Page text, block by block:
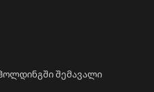
ჰოლდინგში შემავალი